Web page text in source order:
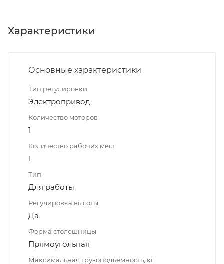
Характеристики
Основные характеристики
Тип регулировки
Электропривод
Количество моторов
1
Количество рабочих мест
1
Тип
Для работы
Регулировка высоты
Да
Форма столешницы
Прямоугольная
Максимальная грузоподъемность, кг